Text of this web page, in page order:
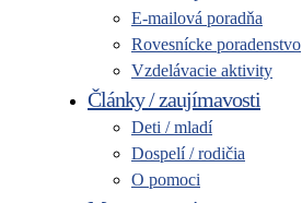
E-mailová poradňa
Rovesnícke poradenstvo
Vzdelávacie aktivity
Články / zaujímavosti
Deti / mladí
Dospelí / rodičia
O pomoci